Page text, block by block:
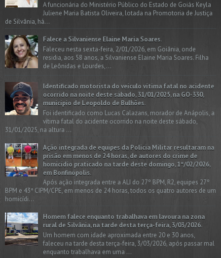
A funcionária do Ministério Público do Estado de Goiás Keyla
Juliene Maria Batista Oliveira, lotada na Promotoria de Justiça
de Silvânia, há...
Falece a Silvaniense Elaine Maria Soares.
Faleceu nesta sexta-feira, 2/01/2026, em Goiânia, onde
residia, aos 58 anos, a Silvaniense Elaine Maria Soares. Filha
de Leônidas e Lourdes,...
Identificado motorista do veículo vítima fatal no acidente
ocorrido na noite deste sábado, 31/01/2025, na GO-330,
município de Leopoldo de Bulhões.
Foi identificado como Lucas Calazans, morador de Anápolis, a
vítima fatal do acidente ocorrido na noite deste sábado,
31/01/2025, na altura ...
Ação integrada de equipes da Policia Militar resultaram na
prisão em menos de 24 horas, de autores do crime de
homicídio praticado na tarde deste domingo, 1º/02/2026,
em Bonfinópolis.
Após ação integrada entre a ALI do 27º BPM, R2, equipes 27º
BPM e 43ª CIPM/CPE, em menos de 24 horas, todos os quatro autores de um
homicídi...
Homem falece enquanto trabalhava em lavoura na zona
rural de Silvânia, na tarde desta terça-feira, 3/03/2026.
Um homem com idade aproximada entre 20 e 30 anos,
faleceu na tarde desta terça-feira, 3/03/2026, após passar mal
enquanto trabalhava em uma ...